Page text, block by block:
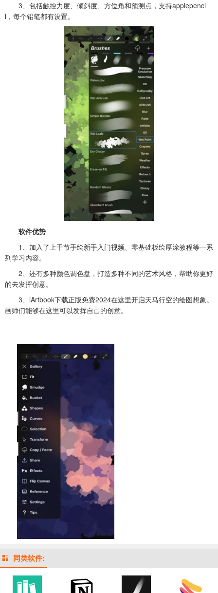
3、包括触控力度、倾斜度、方位角和预测点，支持applepenci
l，每个铅笔都有设置。
软件优势
1、加入了上千节手绘新手入门视频、零基础板绘厚涂教程等一系
列学习内容。
2、还有多种颜色调色盘，打造多种不同的艺术风格，帮助你更好
的去发挥创意。
3、iArtbook下载正版免费2024在这里开启天马行空的绘图想象。
画师们能够在这里可以发挥自己的创意。
同类软件: